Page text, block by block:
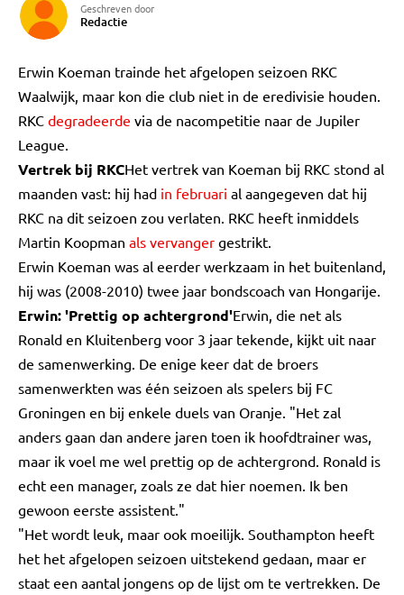
Geschreven door
Redactie
Erwin Koeman trainde het afgelopen seizoen RKC
Waalwijk, maar kon die club niet in de eredivisie houden.
RKC degradeerde via de nacompetitie naar de Jupiler
League.
Vertrek bij RKCHet vertrek van Koeman bij RKC stond al
maanden vast: hij had in februari al aangegeven dat hij
RKC na dit seizoen zou verlaten. RKC heeft inmiddels
Martin Koopman als vervanger gestrikt.
Erwin Koeman was al eerder werkzaam in het buitenland,
hij was (2008-2010) twee jaar bondscoach van Hongarije.
Erwin: 'Prettig op achtergrond'Erwin, die net als
Ronald en Kluitenberg voor 3 jaar tekende, kijkt uit naar
de samenwerking. De enige keer dat de broers
samenwerkten was één seizoen als spelers bij FC
Groningen en bij enkele duels van Oranje. "Het zal
anders gaan dan andere jaren toen ik hoofdtrainer was,
maar ik voel me wel prettig op de achtergrond. Ronald is
echt een manager, zoals ze dat hier noemen. Ik ben
gewoon eerste assistent."
"Het wordt leuk, maar ook moeilijk. Southampton heeft
het het afgelopen seizoen uitstekend gedaan, maar er
staat een aantal jongens op de lijst om te vertrekken. De